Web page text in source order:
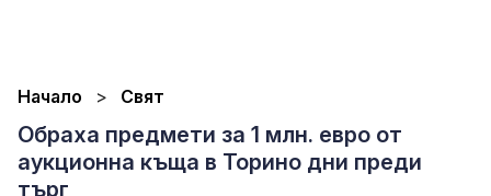
Начало Свят
Обраха предмети за 1 млн. евро от
аукционна къща в Торино дни преди
търг